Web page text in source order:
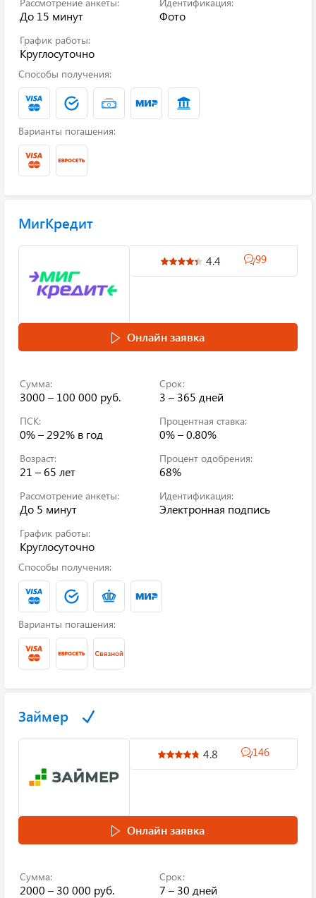
До 15 минут Фото
График работы:
Круглосуточно
Способы получения:
Варианты погашения:
МигКредит
4.4 99
Онлайн заявка
Сумма:
3000 – 100 000 руб.
Срок:
3 – 365 дней
ПСК:
0% – 292% в год
Процентная ставка:
0% – 0.80%
Возраст:
21 – 65 лет
Процент одобрения:
68%
Рассмотрение анкеты:
До 5 минут
Идентификация:
Электронная подпись
График работы:
Круглосуточно
Способы получения:
Варианты погашения:
Займер
4.8 146
Онлайн заявка
Сумма:
2000 – 30 000 руб.
Срок:
7 – 30 дней